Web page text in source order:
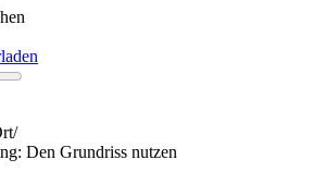
/
Den Grundriss nutzen